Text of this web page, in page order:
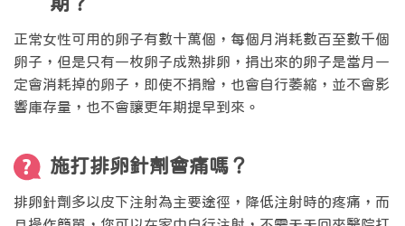
正常女性可用的卵子有數十萬個，每個月消耗數百至數千個
卵子，但是只有一枚卵子成熟排卵，捐出來的卵子是當月一
定會消耗掉的卵子，即使不捐贈，也會自行萎縮，並不會影
響庫存量，也不會讓更年期提早到來。
施打排卵針劑會痛嗎？
排卵針劑多以皮下注射為主要途徑，降低注射時的疼痛，而